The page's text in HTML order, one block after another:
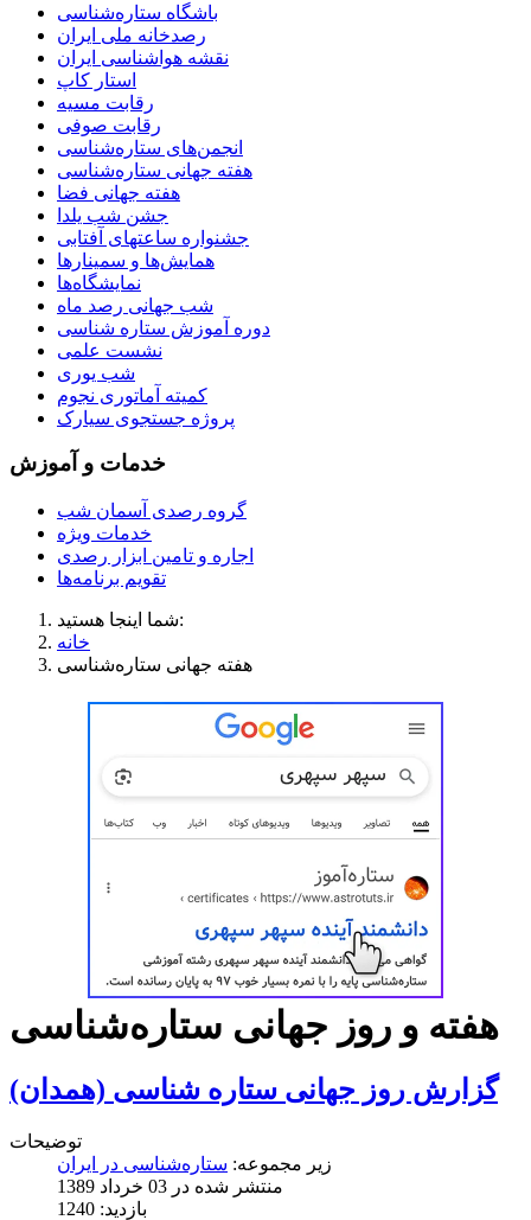
باشگاه ستاره‌شناسی
رصدخانه ملی ایران
نقشه هواشناسی ایران
استار کاپ
رقابت مسیه
رقابت صوفی
انجمن‌های ستاره‌شناسی
هفته جهانی ستاره‌شناسی
هفته جهانی فضا
جشن شب یلدا
جشنواره ساعتهای آفتابی
همایش‌ها و سمینارها
نمایشگاه‌ها
شب جهانی رصد ماه
دوره آموزش ستاره شناسی
نشست علمی
شب یوری
کمیته آماتوری نجوم
پروژه جستجوی سیارک
خدمات و آموزش
گروه رصدی آسمان شب
خدمات ویژه
اجاره و تامین ابزار رصدی
تقویم برنامه‌ها
شما اینجا هستید:
خانه
هفته جهانی ستاره‌شناسی
هفته و روز جهانی ستاره‌شناسی
گزارش روز جهانی ستاره شناسی (همدان)
توضیحات
زیر مجموعه: ستاره‌شناسی در ایران
منتشر شده در 03 خرداد 1389
بازدید: 1240